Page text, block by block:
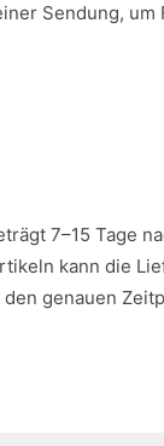
Sendung, um
7–15 Tage
kann die
genauen